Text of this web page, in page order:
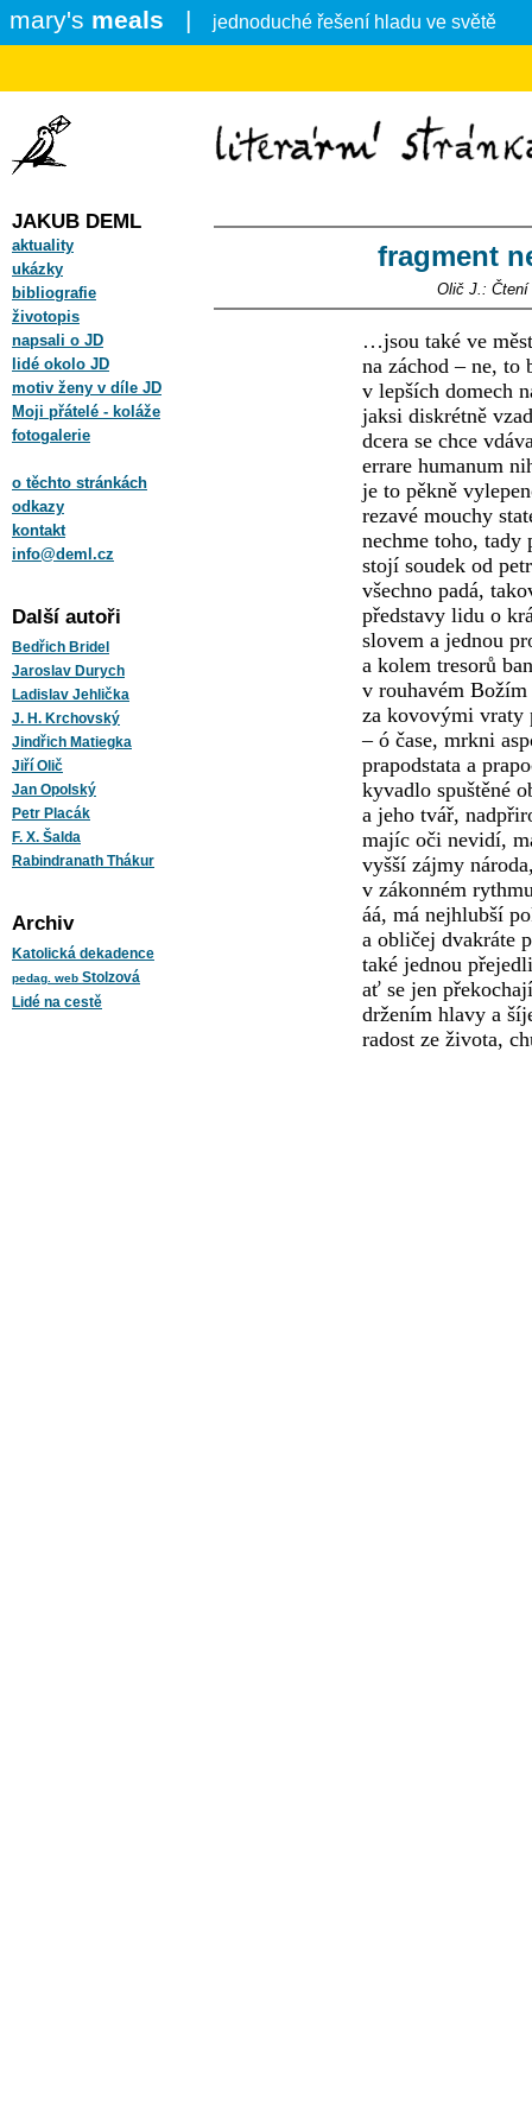
mary's meals | jednoduché řešení hladu ve světě
JAKUB DEML
aktuality
ukázky
bibliografie
životopis
napsali o JD
lidé okolo JD
motiv ženy v díle JD
Moji přátelé - koláže
fotogalerie
o těchto stránkách
odkazy
kontakt
info@deml.cz
Další autoři
Bedřich Bridel
Jaroslav Durych
Ladislav Jehlička
J. H. Krchovský
Jindřich Matiegka
Jiří Olič
Jan Opolský
Petr Placák
F. X. Šalda
Rabindranath Thákur
Archiv
Katolická dekadence
pedag. web Stolzová
Lidé na cestě
fragment
Olič J.: Čtení
…jsou také ve
na záchod – ne,
v lepších domech
jaksi diskrétně
dcera se chce
errare humanum
je to pěkně
rezavé mouchy
nechme toho,
stojí soudek od
všechno padá,
představy lidu o
slovem a jednou
a kolem tresorů
v rouhavém
za kovovými vraty
– ó čase, mrkni
prapodstata a
kyvadlo spuštěné
a jeho tvář,
majíc oči nevidí,
vyšší zájmy
v zákonném
áá, má nejhlubší
a obličej dvakráte
také jednou
ať se jen
držením hlavy a
radost ze života,